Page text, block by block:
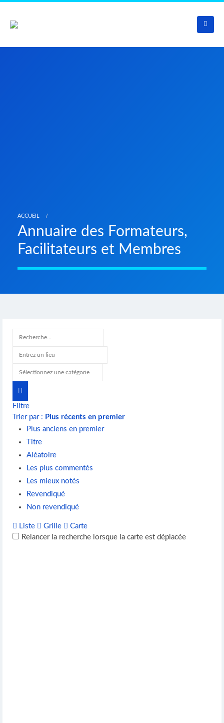
ACCUEIL
Annuaire des Formateurs,
Facilitateurs et Membres
Filtre
Trier par : Plus récents en premier
Plus anciens en premier
Titre
Aléatoire
Les plus commentés
Les mieux notés
Revendiqué
Non revendiqué
Liste Grille
Carte
Relancer la recherche lorsque la carte est déplacée